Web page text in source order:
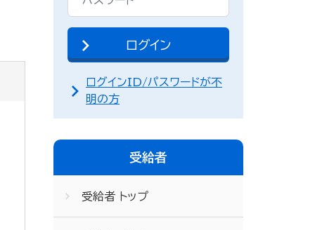
ログインID/パスワードが不
明の方
受給者
受給者 トップ